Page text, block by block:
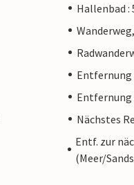
Hallenbad :
Entfernung
Entfernung
Nächstes
Entf. zur
(Meer/